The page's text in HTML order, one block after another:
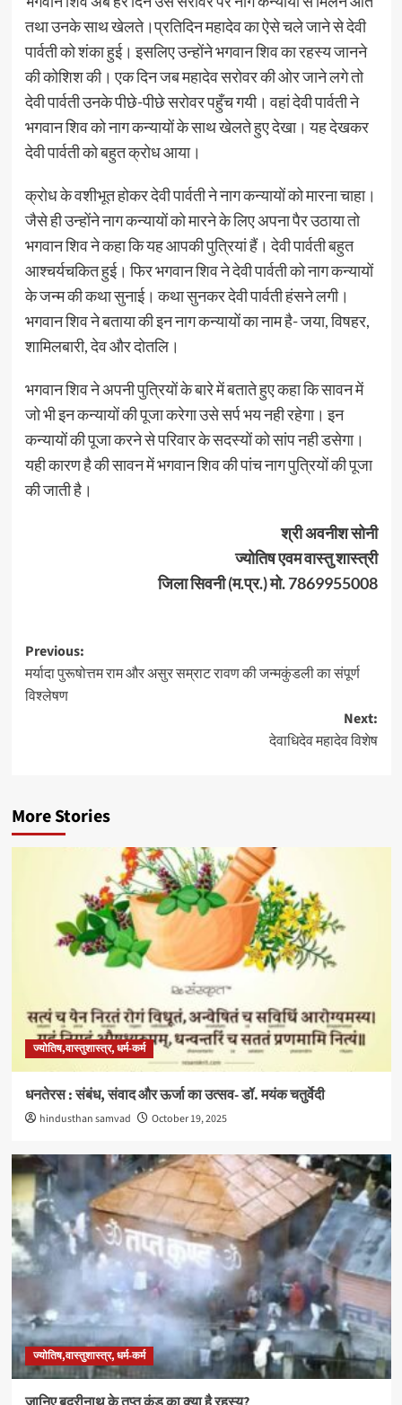
तथा उनके साथ खेलते।प्रतिदिन महादेव का ऐसे चले जाने से देवी
पार्वती को शंका हुई। इसलिए उन्होंने भगवान शिव का रहस्य जानने
की कोशिश की। एक दिन जब महादेव सरोवर की ओर जाने लगे तो
देवी पार्वती उनके पीछे-पीछे सरोवर पहुँच गयी। वहां देवी पार्वती ने
भगवान शिव को नाग कन्यायों के साथ खेलते हुए देखा। यह देखकर
देवी पार्वती को बहुत क्रोध आया।
क्रोध के वशीभूत होकर देवी पार्वती ने नाग कन्यायों को मारना चाहा।
जैसे ही उन्होंने नाग कन्यायों को मारने के लिए अपना पैर उठाया तो
भगवान शिव ने कहा कि यह आपकी पुत्रियां हैं। देवी पार्वती बहुत
आश्चर्यचकित हुई। फिर भगवान शिव ने देवी पार्वती को नाग कन्यायों
के जन्म की कथा सुनाई। कथा सुनकर देवी पार्वती हंसने लगी।
भगवान शिव ने बताया की इन नाग कन्यायों का नाम है- जया, विषहर,
शामिलबारी, देव और दोतलि।
भगवान शिव ने अपनी पुत्रियों के बारे में बताते हुए कहा कि सावन में
जो भी इन कन्यायों की पूजा करेगा उसे सर्प भय नही रहेगा। इन
कन्यायों की पूजा करने से परिवार के सदस्यों को सांप नही डसेगा।
यही कारण है की सावन में भगवान शिव की पांच नाग पुत्रियों की पूजा
की जाती है।
श्री अवनीश सोनी
ज्योतिष एवम वास्तु शास्त्री
जिला सिवनी (म.प्र.) मो. 7869955008
Post
navigation
Previous:
मर्यादा पुरूषोत्तम राम और असुर सम्राट रावण की जन्मकुंडली का संपूर्ण
विश्लेषण
Next:
देवाधिदेव महादेव विशेष
More Stories
ज्योतिष,वास्तुशास्त्र, धर्म-कर्म
धनतेरस : संबंध, संवाद और ऊर्जा का उत्सव- डॉ. मयंक चतुर्वेदी
hindusthan samvad October 19, 2025
ज्योतिष,वास्तुशास्त्र, धर्म-कर्म